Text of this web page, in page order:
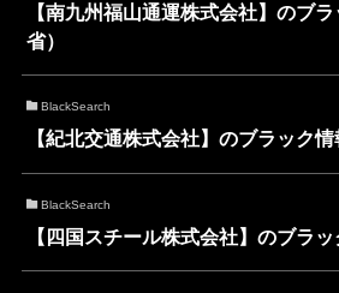
【南九州福山通運株式会社】のブ
省）
BlackSearch
【紀北交通株式会社】のブラック情
BlackSearch
【四国スチール株式会社】のブラッ